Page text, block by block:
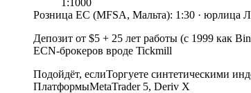
1:1000
Розница ЕС (MFSA, Мальта): 1:30 · юрлица
Депозит от $5 + 25 лет работы (с 1999 как
ECN-брокеров вроде Tickmill
Подойдёт, еслиТоргуете синтетическими
ПлатформыMetaTrader 5, Deriv X